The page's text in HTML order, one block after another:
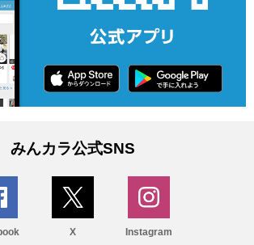
みんカラ公式SNS
X Instagram